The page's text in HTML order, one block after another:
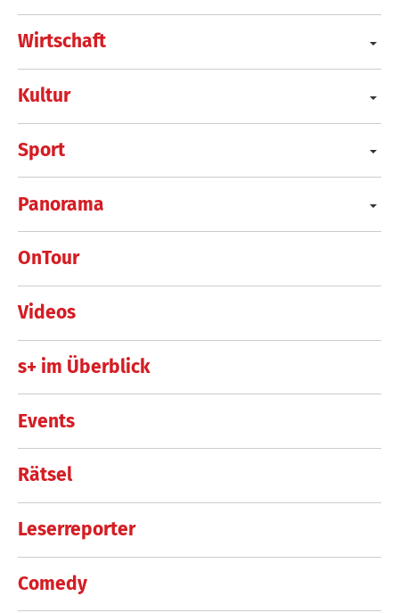
Wirtschaft
Kultur
Sport
Panorama
OnTour
Videos
s+ im Überblick
Events
Rätsel
Leserreporter
Comedy